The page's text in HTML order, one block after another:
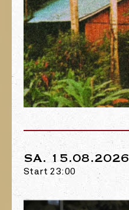
SA. 15.08.2026
Start 23:00